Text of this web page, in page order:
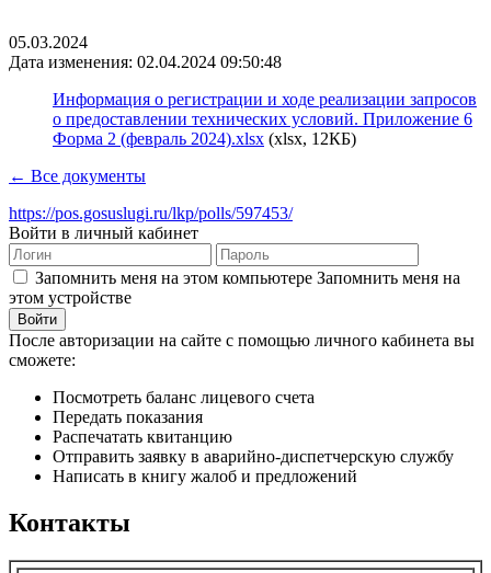
05.03.2024
Дата изменения: 02.04.2024 09:50:48
Информация о регистрации и ходе реализации запросов
о предоставлении технических условий. Приложение 6
Форма 2 (февраль 2024).xlsx (xlsx, 12КБ)
← Все документы
https://pos.gosuslugi.ru/lkp/polls/597453/
Войти в личный кабинет
Запомнить меня на этом компьютере Запомнить меня на
этом устройстве
После авторизации на сайте с помощью личного кабинета вы
сможете:
Посмотреть баланс лицевого счета
Передать показания
Распечатать квитанцию
Отправить заявку в аварийно-диспетчерскую службу
Написать в книгу жалоб и предложений
Контакты